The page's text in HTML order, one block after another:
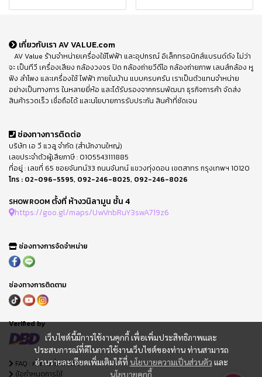
เว็บไซต์นี้มีการใช้งานคุกกี้ เพื่อเพิ่มประสิทธิภาพและ
ประสบการณ์ที่ดีในการใช้งานเว็บไซต์ของท่าน ท่านสามารถ
อ่านรายละเอียดเพิ่มเติมได้ที่ นโยบายความเป็นส่วนตัว และ
นโยบายคุกกี้
เกี่ยวกับเรา AV VALUE.com
AV Value ร้านจำหน่ายเครื่องใช้ไฟฟ้า และอุปกรณ์ อิเล็กทรอนิกส์แบรนด์ดัง ไม่ว่า
จะ เป็นทีวี เครื่องเสียง กล้องวงจร ปิด กล้องถ่ายวีดีโอ กล้องถ่ายภาพ เลนส์กล้อง หู
ฟัง ลำโพง และเครื่องใช้ ไฟฟ้า ภายในบ้าน แบบครบครัน เราเป็นตัวแทนจำหน่าย
อย่างเป็นทางการ ในหลายยี่ห้อ และได้รับรองจากกรมพัฒนา ธุรกิจการค้า จัดส่ง
สินค้ารวดเร็ว เชื่อถือได้ และนโยบายการรับประกัน สินค้าที่ชัดเจน
ช่องทางการติดต่อ
บริษัท เอ วี แวลู จำกัด (สำนักงานใหญ่)
เลขประจำตัวผู้เสียภาษี : 0105543111885
ที่อยู่ : เลขที่ 65 ซอยจันทน์33 ถนนจันทน์ แขวงทุ่งดอน เขตสาทร กรุงเทพฯ 10120
โทร : 02-096-5595, 092-246-8025, 092-246-8026
SHOWROOM ตั้งที่ ห้างวนิลามูน ชั้น 4
https://goo.gl/maps/UwVnbRuY3swA719z6
ช่องทางการจัดจำหน่าย
ช่องทางการติดตาม
Verified by
FAQ : คำถามที่พบบ่อย
ข้อกำหนดการใช้